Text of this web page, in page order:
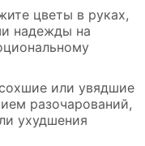
цветы в руках,
надежды на
или увядшие
разочарований,
ухудшения